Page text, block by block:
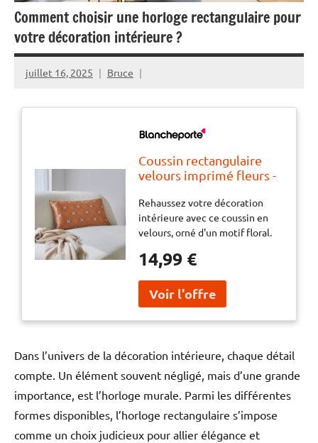
Comment choisir une horloge rectangulaire pour
votre décoration intérieure ?
juillet 16, 2025 Bruce
Coussin rectangulaire
velours imprimé fleurs -
votre décoration
intérieure avec ce
coussin en velours, orné
d'un motif floral. Son
imprimé raffiné et son
toucher doux créent une
ambiance chaleureuse et
sophistiquée dans votre
salon o
Rehaussez votre décoration
intérieure avec ce coussin en
velours, orné d'un motif floral.
toucher doux créent une
sophistiquée dans votre salon
ou votre chambre.
14,99 €
Dans l’univers de la décoration intérieure, chaque détail
compte. Un élément souvent négligé, mais d’une grande
importance, est l’horloge murale. Parmi les différentes
formes disponibles, l’horloge rectangulaire s’impose
comme un choix judicieux pour allier élégance et